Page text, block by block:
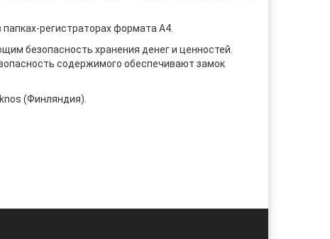
регистраторах формата А4.
безопасность хранения денег и ценностей.
содержимого обеспечивают замок
(Финляндия).